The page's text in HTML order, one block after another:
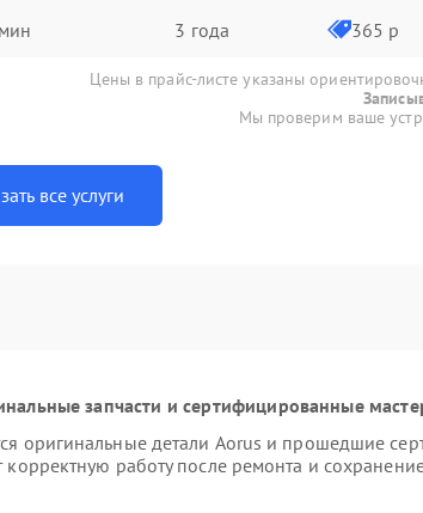
3 года 365 р
Цены в прайс-листе указаны
Мы проверим ваше
все услуги
запчасти и сертифицированные
оригинальные детали Aorus и прошедшие
корректную работу после ремонта и